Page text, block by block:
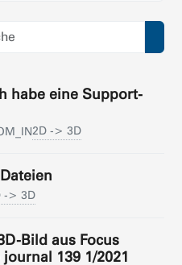
habe eine Support-
2D -> 3D
-> 3D
Bild aus Focus
139 1/2021